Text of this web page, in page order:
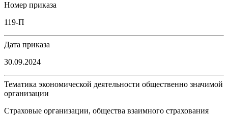
Номер приказа
119-П
Дата приказа
30.09.2024
Тематика экономической деятельности общественно значимой
организации
Страховые организации, общества взаимного страхования